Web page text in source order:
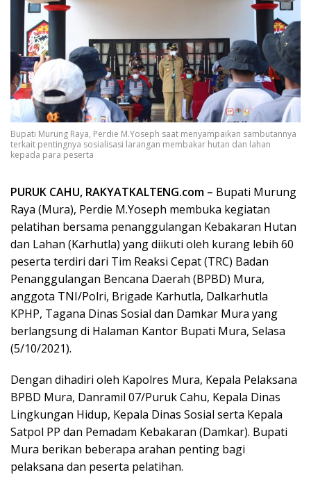
Bupati Murung Raya, Perdie M.Yoseph saat menyampaikan sambutannya
terkait pentingnya sosialisasi larangan membakar hutan dan lahan
kepada para peserta
PURUK CAHU, RAKYATKALTENG.com – Bupati Murung
Raya (Mura), Perdie M.Yoseph membuka kegiatan
pelatihan bersama penanggulangan Kebakaran Hutan
dan Lahan (Karhutla) yang diikuti oleh kurang lebih 60
peserta terdiri dari Tim Reaksi Cepat (TRC) Badan
Penanggulangan Bencana Daerah (BPBD) Mura,
anggota TNI/Polri, Brigade Karhutla, Dalkarhutla
KPHP, Tagana Dinas Sosial dan Damkar Mura yang
berlangsung di Halaman Kantor Bupati Mura, Selasa
(5/10/2021).
Dengan dihadiri oleh Kapolres Mura, Kepala Pelaksana
BPBD Mura, Danramil 07/Puruk Cahu, Kepala Dinas
Lingkungan Hidup, Kepala Dinas Sosial serta Kepala
Satpol PP dan Pemadam Kebakaran (Damkar). Bupati
Mura berikan beberapa arahan penting bagi
pelaksana dan peserta pelatihan.